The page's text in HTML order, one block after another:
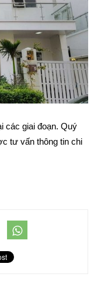
các giai đoạn. Quý
tư vấn thông tin chi